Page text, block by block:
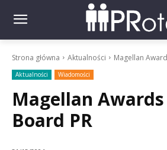
Strona główna Aktualności Magellan
Aktualności Wiadomości
Magellan
Board PR